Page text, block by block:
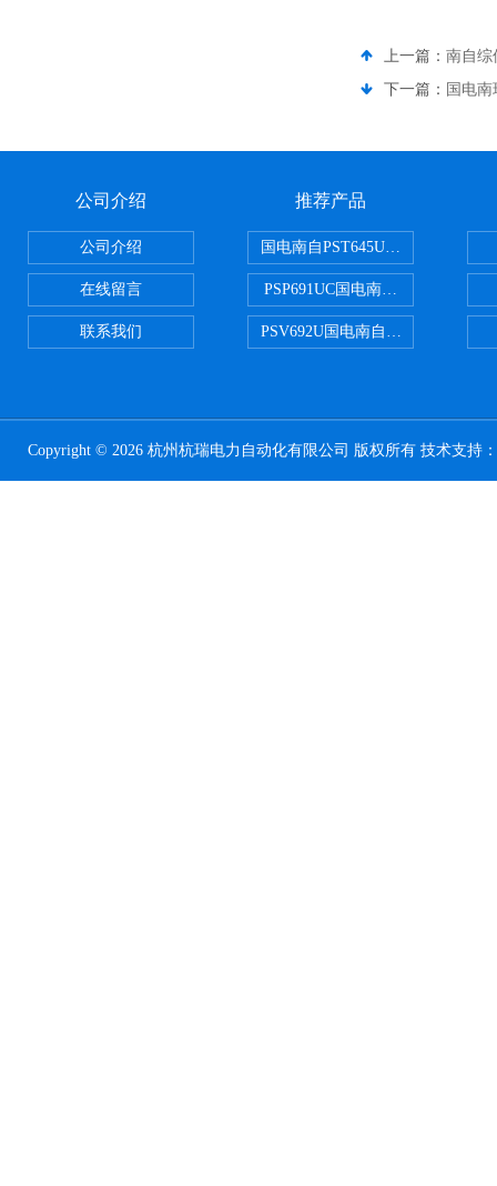
上一篇： 南自综
下一篇： 国电
公司介绍
公司介绍
在线留言
联系我们
推荐产品
国电南自PST645UX微机综保
PSP691UC国电南自PSP691UC
PSV692U国电南自PSV692U PT并
Copyright © 2026 杭州杭瑞电力自动化有限公司 版权所有 技术支持：